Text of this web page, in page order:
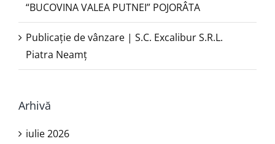
“BUCOVINA VALEA PUTNEI” POJORÂTA
Publicație de vânzare | S.C. Excalibur S.R.L.
Piatra Neamţ
Arhivă
iulie 2026